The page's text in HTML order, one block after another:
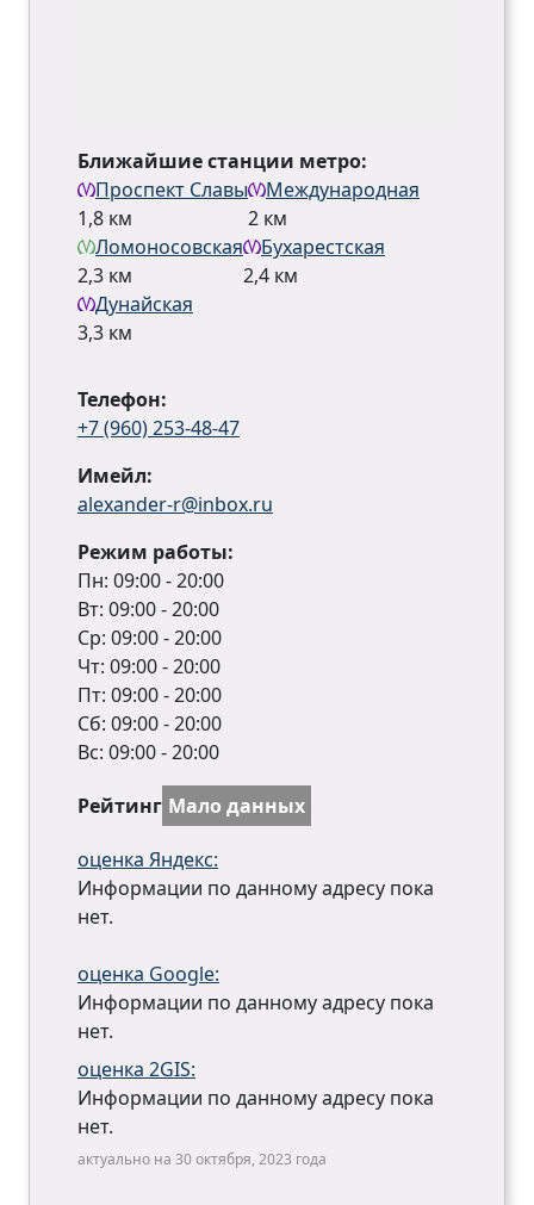
Ближайшие станции метро:
Проспект Славы
1,8 км
Международная
2 км
Ломоносовская
2,3 км
Бухарестская
2,4 км
Дунайская
3,3 км
Телефон:
+7 (960) 253-48-47
Имейл:
alexander-r@inbox.ru
Режим работы:
Пн: 09:00 - 20:00
Вт: 09:00 - 20:00
Ср: 09:00 - 20:00
Чт: 09:00 - 20:00
Пт: 09:00 - 20:00
Сб: 09:00 - 20:00
Вс: 09:00 - 20:00
Рейтинг Мало данных
оценка Яндекс:
Информации по данному адресу пока
нет.
оценка Google:
Информации по данному адресу пока
нет.
оценка 2GIS:
Информации по данному адресу пока
нет.
актуально на 30 октября, 2023 года